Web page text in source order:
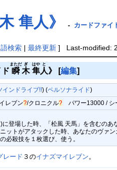
隼人》 - カードファイ
検索| 最終更新] Last-modified:
ド瞬
まただ
木
ぎ
隼
はや
人
と
》 [編集]
インドライブ!!) (ペルソナライド)
レブン?/クロニクル? パワー13000 / シ
に登場した時、「松風 天馬」を含むの
ニットがアタックした時、あなたのヴァ
必殺技を１枚選び、使う。
レード ３のイナズマイレブン。